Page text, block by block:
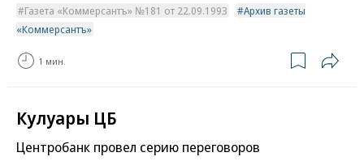
Газета «Коммерсантъ» №181 от 22.09.1993
Архив газеты
«Коммерсантъ»
1 мин.
Кулуары ЦБ
Центробанк провел серию переговоров